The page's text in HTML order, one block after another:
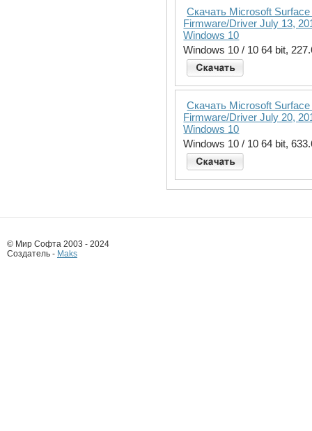
Скачать Microsoft Surface
Firmware/Driver July 13,
Windows 10
Windows 10 / 10 64 bit,
Скачать Microsoft Surface
Firmware/Driver July 20,
Windows 10
Windows 10 / 10 64 bit,
© Мир Софта 2003 - 2024
Создатель - Maks